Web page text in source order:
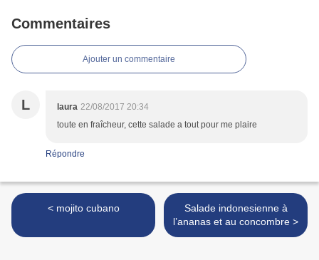
Commentaires
Ajouter un commentaire
L laura 22/08/2017 20:34
toute en fraîcheur, cette salade a tout pour me plaire
Répondre
< mojito cubano
Salade indonesienne à
l’ananas et au concombre >